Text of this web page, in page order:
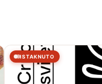
ISTAKNUTO